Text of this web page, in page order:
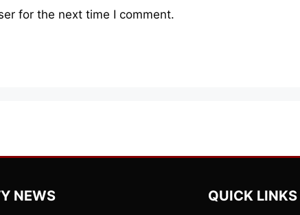
for the next time I comment.
NEWS QUICK LINKS